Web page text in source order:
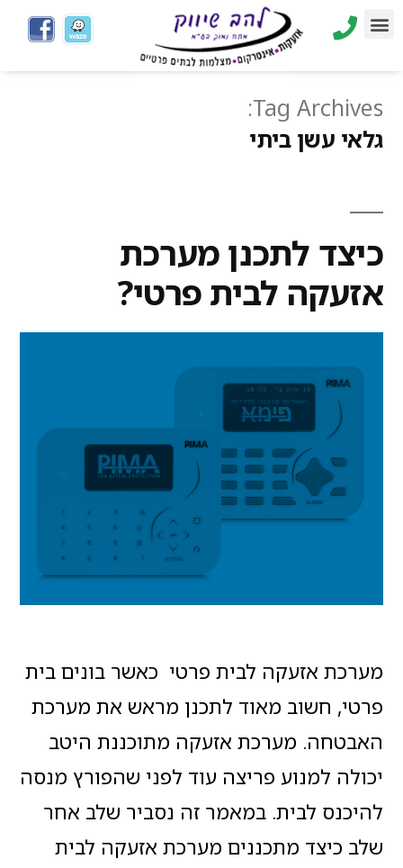
Tag Archives:
גלאי עשן ביתי
כיצד לתכנן מערכת
אזעקה לבית פרטי?
מערכת אזעקה לבית פרטי כאשר בונים בית
פרטי, חשוב מאוד לתכנן מראש את מערכת
האבטחה. מערכת אזעקה מתוכננת היטב
יכולה למנוע פריצה עוד לפני שהפורץ מנסה
להיכנס לבית. במאמר זה נסביר שלב אחר
שלב כיצד מתכננים מערכת אזעקה לבית